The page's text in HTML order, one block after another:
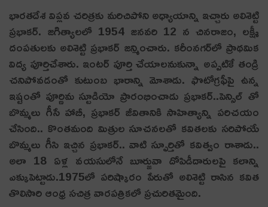
భారతదేశ విప్లవ చరిత్రకు మరిచిపోని అధ్యాయాన్ని ఇచ్చారు అలిశెట్టి
ప్రభాకర్. జగిత్యాలలో 1954 జనవరి 12 న చినరాజం, లక్ష్మీ
దంపతులకు అలిశెట్టి ప్రభాకర్ జ‌న్మించారు. కరీంనగర్‌లో ప్రాథమిక
విద్య పూర్తిచేశారు. ఇంట‌ర్ పూర్తి చేయాల‌నుకున్నా అప్పటికే తండ్రి
చనిపోవడంతో కుటుంబ భారాన్ని మోశాడు. ఫొటోగ్రఫీపై ఉన్న
ఇష్టంతో పూర్ణిమ స్టూడియో ప్రారంభించాడు ప్రభాకర్..పెన్సిల్ తో
బొమ్మలు గీసే హాబీ, ప్రభాకర్ జీవితానికి సాహిత్యాన్ని పరిచయం
చేసింది.. కొంతమంది మిత్రుల సూచనలతో కవితలకు సరిపోయే
బొమ్మలు గీసి ఇచ్చిన ప్రభాకర్.. వాటి స్ఫూర్తితో కవిత్వం రాశాడు..
అలా 18 ఏళ్ల వయసులోనే బూర్జువా దోపిడీదారులపై కలాన్ని
ఎక్కుపెట్టాడు.1975లో పరిష్కారం పేరుతో అలిశెట్టి రాసిన కవిత
తొలిసారి ఆంధ్ర సచిత్ర వారపత్రికలో ప్రచురితమైంది.